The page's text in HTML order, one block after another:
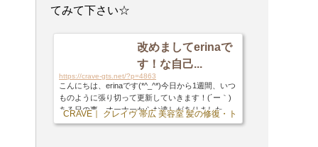
てみて下さい☆
改めましてerinaで
す！な自己...
https://crave-gts.net/?p=4863
こんにちは、erinaです(*^_^*)今日から1週間、いつ
ものように張り切って更新していきます！(´ー｀)
ある日の事、オーナーからお達しがありました。
オーナー 「プライベートな事とか書いてるけど、
CRAVE｜ クレイヴ 帯広 美容室 髪の修復・トリートメント専門店